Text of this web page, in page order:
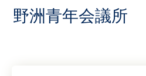
野洲青年会議所